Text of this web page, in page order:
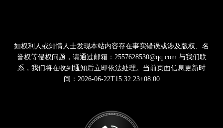
如权利人或知情人士发现本站内容存在事实错误或涉及版权、名
誉权等侵权问题，请通过邮箱：2557628530@qq.com 与我们联
系，我们将在收到通知后立即依法处理。当前页面信息更新时
间：2026-06-22T15:32:23+08:00